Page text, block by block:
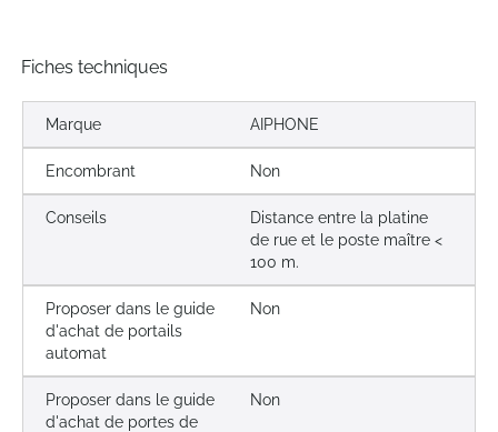
Fiches techniques
Marque AIPHONE
Encombrant Non
Conseils
Distance entre la platine
de rue et le poste maître <
100 m.
Proposer dans le guide
d'achat de portails
automat
Non
Proposer dans le guide
d'achat de portes de
Non